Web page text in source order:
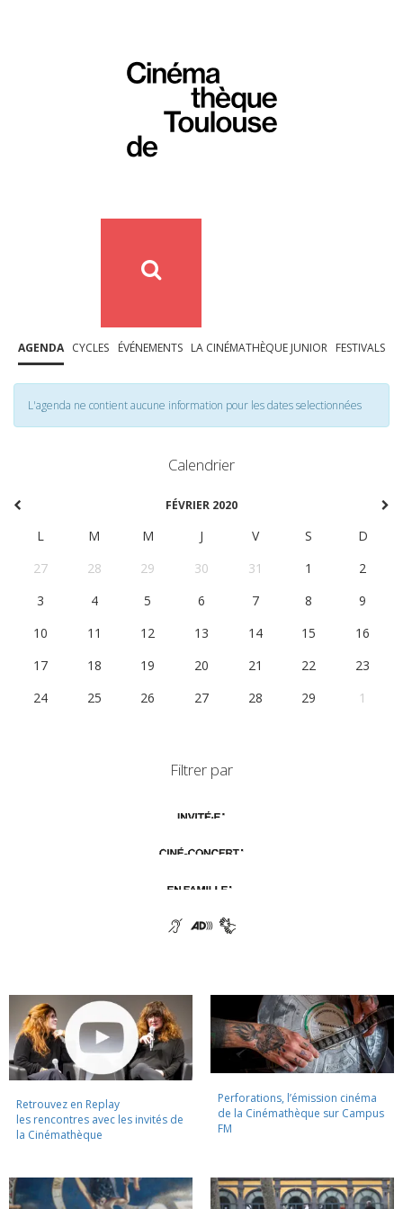
AGENDA CYCLES ÉVÉNEMENTS LA CINÉMATHÈQUE JUNIOR FESTIVALS
L'agenda ne contient aucune information pour les dates selectionnées
Calendrier
FÉVRIER 2020
L M M J V S
D
27
28 29 30 31 1
2
3
4 5 6 7 8
9
10
11 12 13 14 15
16
17
18 19 20 21 22
23
24
25 26 27 28 29 1
Filtrer par
Retrouvez en Replay
les rencontres avec les invités de
la Cinémathèque
Perforations, l’émission cinéma
de la Cinémathèque sur Campus
FM